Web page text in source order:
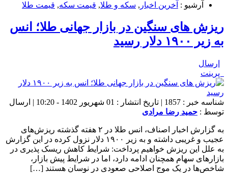
آرشیو : آخرین اخبار , سکه و طلا, قیمت سکه, قیمت طلا
ریزش های سنگین در بازار جهانی طلا؛ انس
به زیر ۱۹۰۰ دلار رسید
ارسال
پرینت
شناسه خبر : 1857 | تاریخ انتشار : 01 شهریور 1402 - 10:20 | ارسال
توسط : حمید رضا مرادی
به گزارش اخبار اصناف، انس طلا در ۲ هفته گذشته ریزش‌های
عجیب و غریبی داشته و به زیر ۱۹۰۰ دلار نزول کرده در این گزارش
به علل این ریزش خواهیم پرداخت: شرایط کاهش ریسک پذیری در
بازارهای سهام همچنان ادامه دارد، اما در شرایط پیش بازار،
شاخص‌ها در یک موج اصلاحی صعودی در نوسان هستند […]